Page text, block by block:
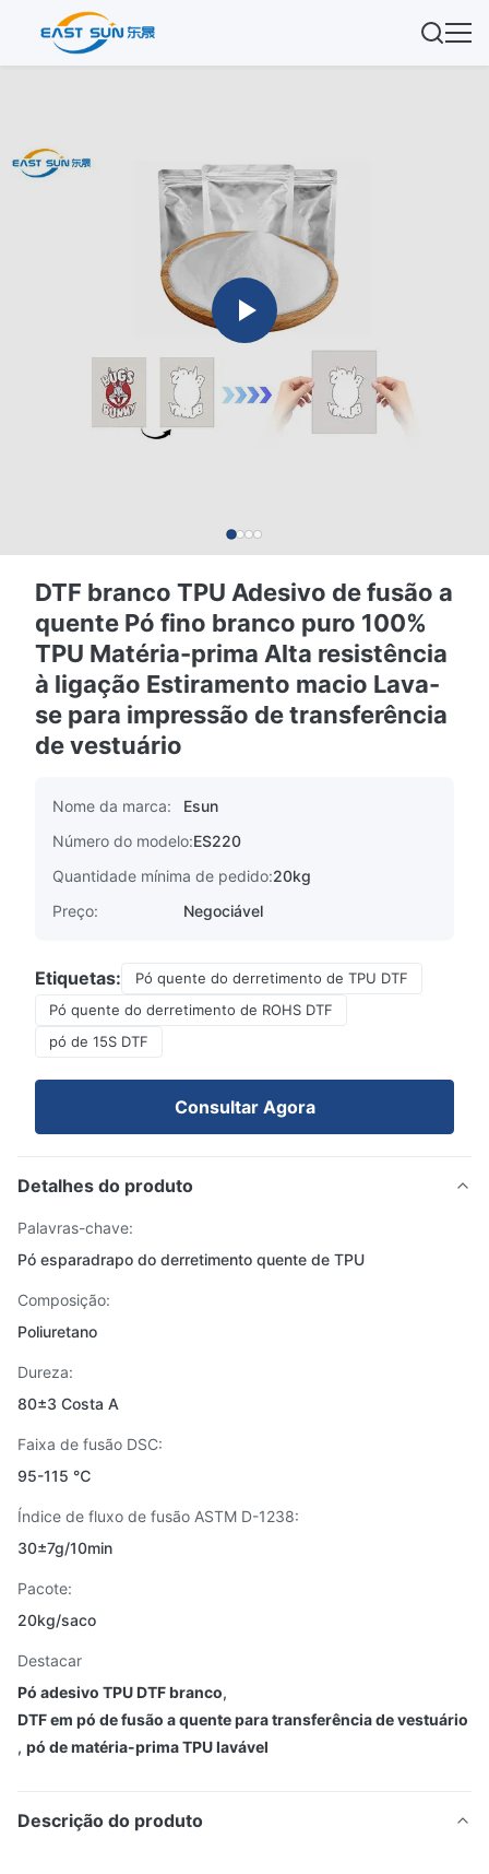
DTF branco TPU Adesivo de fusão a
quente Pó fino branco puro 100%
TPU Matéria-prima Alta resistência
à ligação Estiramento macio Lava-
se para impressão de transferência
de vestuário
Nome da marca:
Esun
Número do modelo:ES220
Quantidade mínima de pedido:20kg
Preço:
Negociável
Etiquetas:
Pó quente do derretimento de TPU DTF
Pó quente do derretimento de ROHS DTF
pó de 15S DTF
Consultar Agora
Detalhes do produto
Palavras-chave:
Pó esparadrapo do derretimento quente de TPU
Composição:
Poliuretano
Dureza:
80±3 Costa A
Faixa de fusão DSC:
95-115 ℃
Índice de fluxo de fusão ASTM D-1238:
30±7g/10min
Pacote:
20kg/saco
Destacar
Pó adesivo TPU DTF branco,
DTF em pó de fusão a quente para transferência de vestuário
, pó de matéria-prima TPU lavável
Descrição do produto